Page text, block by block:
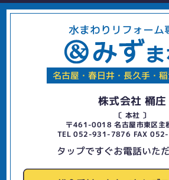
水まわりリフォーム
名古屋・春日井・長久手・
株式会社 桶庄
〔 本社 〕
〒461-0018 名古屋市東区主
TEL 052-931-7876 FAX
タップですぐお電話いた